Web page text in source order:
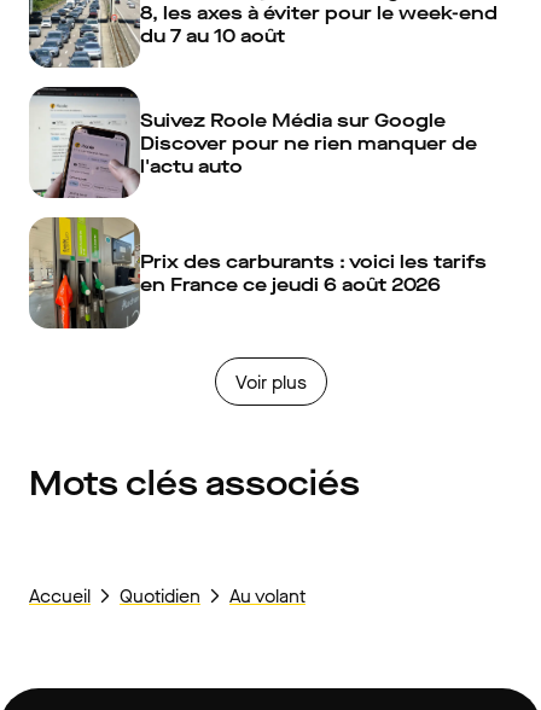
8, les axes à éviter pour le week-end
du 7 au 10 août
Suivez Roole Média sur Google
Discover pour ne rien manquer de
l'actu auto
Prix des carburants : voici les tarifs
en France ce jeudi 6 août 2026
Voir plus
Mots clés associés
Accueil Quotidien Au volant